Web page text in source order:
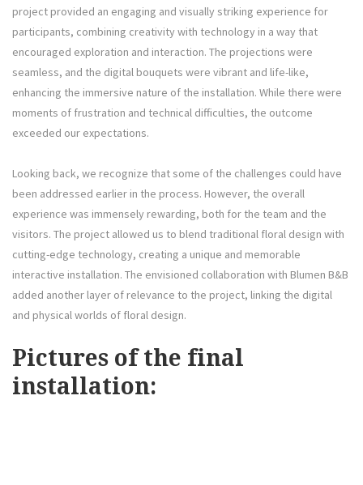
project provided an engaging and visually striking experience for
participants, combining creativity with technology in a way that
encouraged exploration and interaction. The projections were
seamless, and the digital bouquets were vibrant and life-like,
enhancing the immersive nature of the installation. While there were
moments of frustration and technical difficulties, the outcome
exceeded our expectations.
Looking back, we recognize that some of the challenges could have
been addressed earlier in the process. However, the overall
experience was immensely rewarding, both for the team and the
visitors. The project allowed us to blend traditional floral design with
cutting-edge technology, creating a unique and memorable
interactive installation. The envisioned collaboration with Blumen B&B
added another layer of relevance to the project, linking the digital
and physical worlds of floral design.
Pictures of the final
installation: